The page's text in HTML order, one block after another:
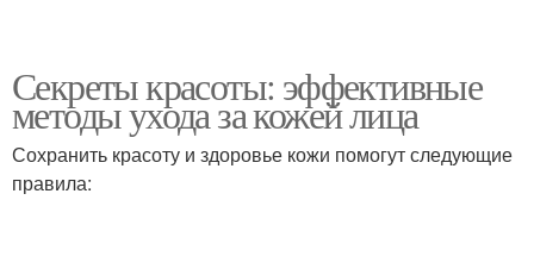
Секреты красоты: эффективные
методы ухода за кожей лица
Сохранить красоту и здоровье кожи помогут следующие
правила: